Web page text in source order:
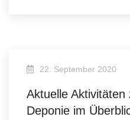
22. September 2020
Aktuelle
Deponie im